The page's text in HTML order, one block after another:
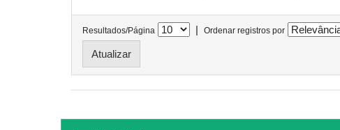
Resultados/Página | Ordenar registros por